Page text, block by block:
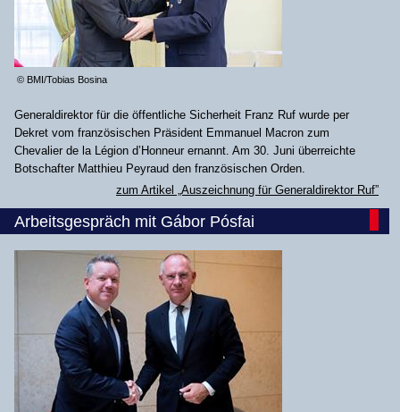
© BMI/Tobias Bosina
Generaldirektor für die öffentliche Sicherheit Franz Ruf wurde per
Dekret vom französischen Präsident Emmanuel Macron zum
Chevalier de la Légion d’Honneur ernannt. Am 30. Juni überreichte
Botschafter Matthieu Peyraud den französischen Orden.
zum Artikel „Auszeichnung für Generaldirektor Ruf”
Arbeitsgespräch mit Gábor Pósfai